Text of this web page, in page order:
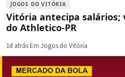
JOGOS DO VITÓRIA
Vitória antecipa salários;
do Athletico-PR
1d atrás·Em Jogos do Vitória